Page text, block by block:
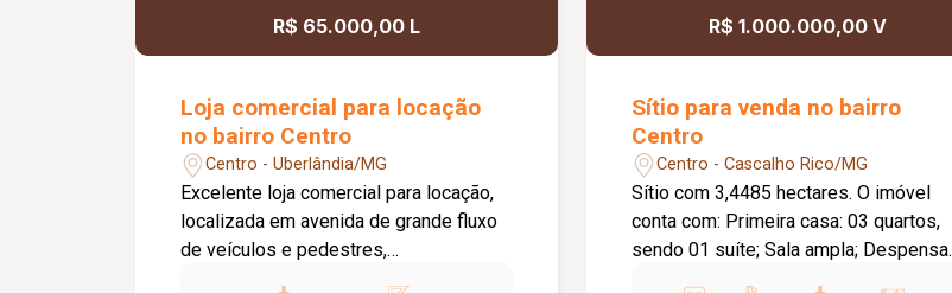
R$ 65.000,00 L
Loja comercial para locação
no bairro Centro
Centro - Uberlândia/MG
Excelente loja comercial para locação,
localizada em avenida de grande fluxo
de veículos e pedestres,
R$ 1.000.000,00 V
Sítio para venda no bairro
Centro
Centro - Cascalho Rico/MG
Sítio com 3,4485 hectares. O imóvel
conta com: Primeira casa: 03 quartos,
sendo 01 suíte; Sala ampla; Despensa;